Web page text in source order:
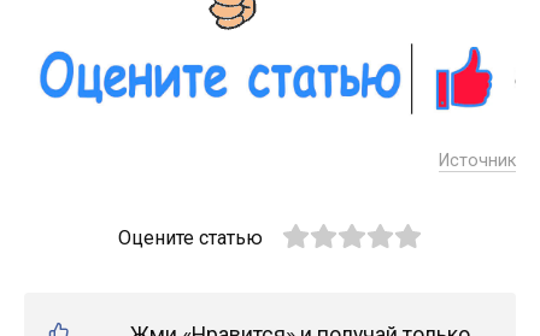
Источник
Оцените статью